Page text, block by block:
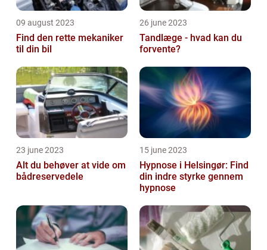
09 august 2023
Find den rette mekaniker
til din bil
26 june 2023
Tandlæge - hvad kan du
forvente?
23 june 2023
Alt du behøver at vide om
bådreservedele
15 june 2023
Hypnose i Helsingør: Find
din indre styrke gennem
hypnose